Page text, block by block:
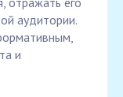
аудитории.
и